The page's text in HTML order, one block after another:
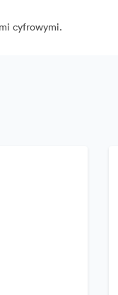
cyfrowymi.